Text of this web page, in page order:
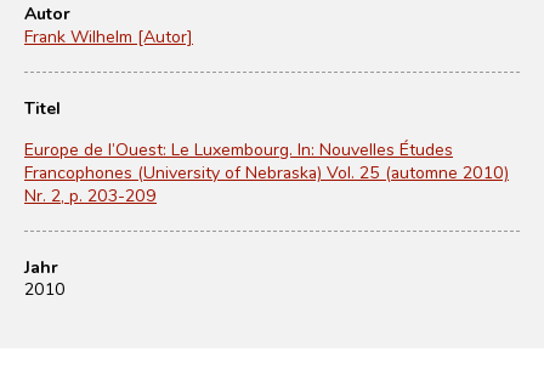
Autor
Frank Wilhelm [Autor]
Titel
Europe de l’Ouest: Le Luxembourg. In: Nouvelles Études
Francophones (University of Nebraska) Vol. 25 (automne 2010)
Nr. 2, p. 203-209
Jahr
2010